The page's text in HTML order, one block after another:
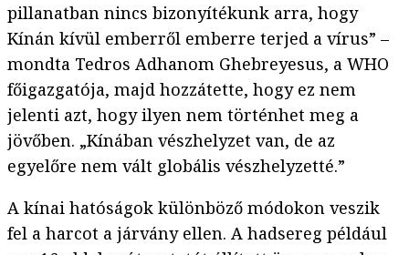
pillanatban nincs bizonyítékunk arra, hogy
Kínán kívül emberről emberre terjed a vírus” –
mondta Tedros Adhanom Ghebreyesus, a WHO
főigazgatója, majd hozzátette, hogy ez nem
jelenti azt, hogy ilyen nem történhet meg a
jövőben. „Kínában vészhelyzet van, de az
egyelőre nem vált globális vészhelyzetté.”
A kínai hatóságok különböző módokon veszik
fel a harcot a járvány ellen. A hadsereg például